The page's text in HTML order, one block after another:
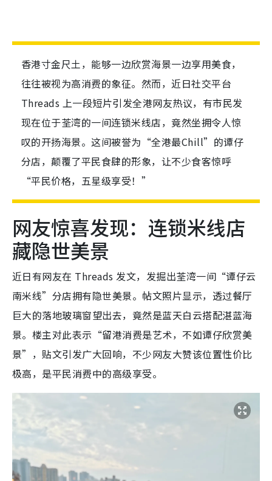
香港寸金尺土，能够一边欣赏海景一边享用美食，
往往被视为高消费的象征。然而，近日社交平台
Threads 上一段短片引发全港网友热议，有市民发
现在位于荃湾的一间连锁米线店，竟然坐拥令人惊
叹的开扬海景。这间被誉为“全港最Chill”的谭仔
分店，颠覆了平民食肆的形象，让不少食客惊呼
“平民价格，五星级享受！”
网友惊喜发现：连锁米线店
藏隐世美景
近日有网友在 Threads 发文，发掘出荃湾一间“谭仔云
南米线”分店拥有隐世美景。帖文照片显示，透过餐厅
巨大的落地玻璃窗望出去，竟然是蓝天白云搭配湛蓝海
景。楼主对此表示“留港消费是艺术，不如谭仔欣赏美
景”，贴文引发广大回响，不少网友大赞该位置性价比
极高，是平民消费中的高级享受。